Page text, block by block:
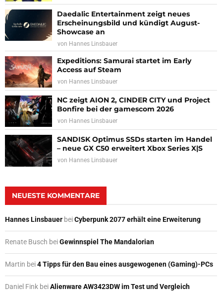
Daedalic Entertainment zeigt neues
Erscheinungsbild und kündigt August-
Showcase an
von Hannes Linsbauer
Expeditions: Samurai startet im Early
Access auf Steam
von Hannes Linsbauer
NC zeigt AION 2, CINDER CITY und Project
Bonfire bei der gamescom 2026
von Hannes Linsbauer
SANDISK Optimus SSDs starten im Handel
– neue GX C50 erweitert Xbox Series X|S
von Hannes Linsbauer
NEUESTE KOMMENTARE
Hannes Linsbauer beiCyberpunk 2077 erhält eine Erweiterung
Renate Busch beiGewinnspiel The Mandalorian
Martin bei4 Tipps für den Bau eines ausgewogenen (Gaming)-PCs
Daniel Fink beiAlienware AW3423DW im Test und Vergleich